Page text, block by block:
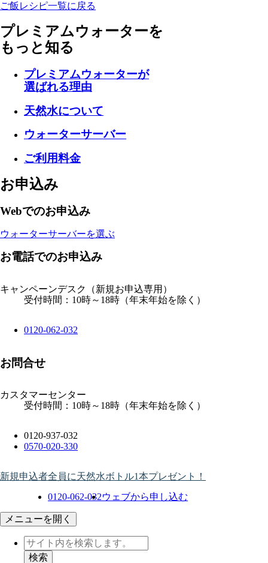
ご飯レシピ一覧に戻る
プレミアムウォーターを
もっと知る
プレミアムウォーターが
選ばれる理由
天然水について
ウォーターサーバー
ご利用料金
お申込み
Webでのお申込み
ウォーターサーバーを選ぶ
お電話でのお申込み
キャンペーンデスク
（新規お申込専用）
受付時間：10時～18時（年末年始を除く）
0120-062-032
お問合せ
カスタマーセンター
受付時間：10時～18時（年末年始を除く）
0120-937-032
0570-020-330
新規申込者全員に天然水ボトル1本プレゼント！
0120-062-032ウェブから申し込む
メニューを開く